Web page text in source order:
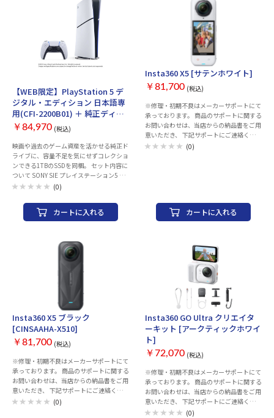
系統 (ARC対応) (eARC対応) 幅x高さx奥
行：1300x64x113 mm 重量：5.5 kg
チパネル：○ 静止画解像度：
11904×5952 メモリー静止画記録形式：
DNG メモリー動画解像度：7680×3840
インターフェース：USB 3.0 Typ-C 内蔵マ
イク：内蔵マイク×4 外部マイク入力：
3.5mmマイクアダプター(別売) LOG撮
影：○ 音声コントロール：○ Wi-Fi：○
Bluetooth：○ 防水性能：15m 耐低温性
能：-20℃ 幅x高さx奥行き：
ー：ブラック
【WEB限定】PlayStation 5 デ
ジタル・エディション 日本語専
用(CFI-2200B01) ＋ 純正ディス
クドライブ ＋ エレコム 外付け
SSD 1TB セット
￥84,970 (税込)
映画や過去のゲーム資産を活かせる純正ド
ライブに、容量不足を気にせずコレクショ
ンできる1TBのSSDを同梱。 セット内容に
ついて SONY SIE プレイステーション5 デ
ジタル・エディション 日本語専用 Console
× 1 SONY SIE 新型PlayStation 5用ディス
クドライブ(CFI-ZDD1J) × 1 ELECOM 外
付けポータブルSSD 1TB-ブラック [ESD-
(0)
カートに入れる
Insta360 X5 [サテンホワイト]
￥81,700 (税込)
※修理・初期不良はメーカーサポートにて
承っております。 商品のサポートに関する
お問い合わせは、当店からの納品書をご用
意いただき、 下記サポートにご連絡くださ
い。 ※当店での返品・交換は行っており
microSDHCカード microSDXCカード(最大
1TB) 液晶モニター：2.5 型(インチ) 手ブレ
補正機構：○ 焦点距離：6mm F値：F2 夜
度：11904×5952 メモリー静止画記録形
式：DNG メモリー動画解像度：
7680×3840 インターフェース：USB 3.0
Typ-C 内蔵マイク：内蔵マイク×4 外部マ
イク入力：3.5mmマイクアダプター(別売)
LOG撮影：○ 音声コントロール：○ Wi-
Fi：○ Bluetooth：○ 防水性能：15m 耐低
温性能：-20℃ 幅x高さx奥行き：
46x124.5x38.2 mm 本体重量：200 g カラ
ー：サテンホワイト
(0)
カートに入れる
Insta360 X5 ブラック
[CINSAAHA-X510]
￥81,700 (税込)
※修理・初期不良はメーカーサポートにて
承っております。 商品のサポートに関する
お問い合わせは、当店からの納品書をご用
意いただき、 下記サポートにご連絡くださ
い。 ※当店での返品・交換は行っており
(0)
Insta360 GO Ultra クリエイタ
ーキット [アークティックホワイ
ト]
￥72,070 (税込)
※修理・初期不良はメーカーサポートにて
承っております。 商品のサポートに関する
お問い合わせは、当店からの納品書をご用
意いただき、 下記サポートにご連絡くださ
い。 ※当店での返品・交換は行っており
(0)